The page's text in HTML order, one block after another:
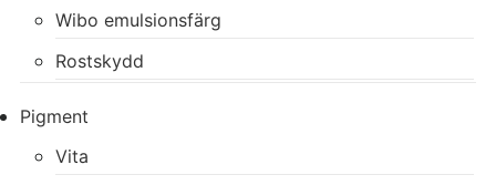
Wibo emulsionsfärg
Rostskydd
Pigment
Vita